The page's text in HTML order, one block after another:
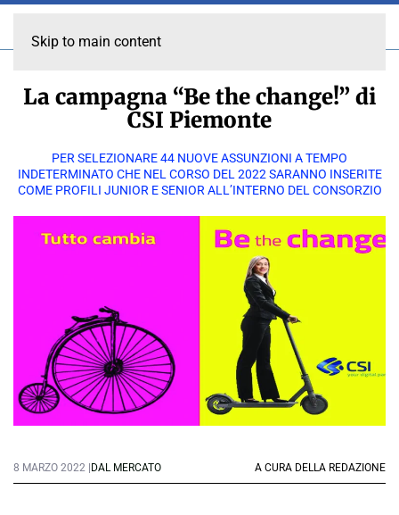
Skip to main content
La campagna “Be the change!” di
CSI Piemonte
PER SELEZIONARE 44 NUOVE ASSUNZIONI A TEMPO
INDETERMINATO CHE NEL CORSO DEL 2022 SARANNO INSERITE
COME PROFILI JUNIOR E SENIOR ALL’INTERNO DEL CONSORZIO
8 MARZO 2022 | DAL MERCATO A CURA DELLA REDAZIONE